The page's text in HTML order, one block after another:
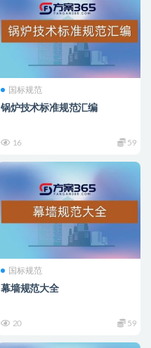
国标规范
锅炉技术标准规范汇编
16 59
国标规范
幕墙规范大全
20 59